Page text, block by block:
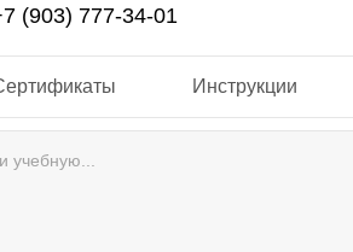
(903) 777-34-01
Инструкции
учебную...